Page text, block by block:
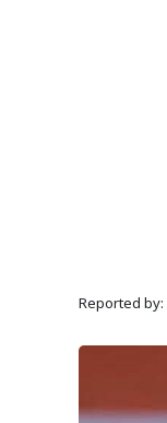
Reported by: